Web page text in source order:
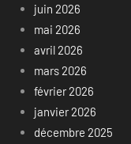
juin 2026
mai 2026
avril 2026
mars 2026
février 2026
janvier 2026
décembre 2025